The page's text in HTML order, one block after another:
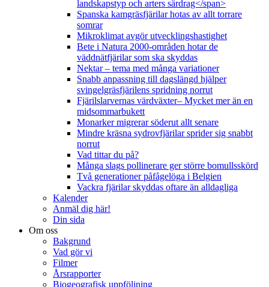
landskapstyp och arters särdrag</span>
Spanska kamgräsfjärilar hotas av allt torrare
somrar
Mikroklimat avgör utvecklingshastighet
Bete i Natura 2000-områden hotar de
väddnätfjärilar som ska skyddas
Nektar – tema med många variationer
Snabb anpassning till dagslängd hjälper
svingelgräsfjärilens spridning norrut
Fjärilslarvernas värdväxter– Mycket mer än en
midsommarbukett
Monarker migrerar söderut allt senare
Mindre kräsna sydrovfjärilar sprider sig snabbt
norrut
Vad tittar du på?
Många slags pollinerare ger större bomullsskörd
Två generationer påfågelöga i Belgien
Vackra fjärilar skyddas oftare än alldagliga
Kalender
Anmäl dig här!
Din sida
Om oss
Bakgrund
Vad gör vi
Filmer
Årsrapporter
Biogeografisk uppföljning